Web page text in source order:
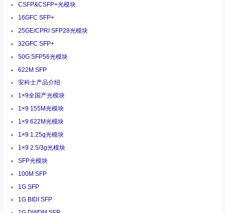
CSFP&CSFP+光模块
16GFC SFP+
25GE/CPRI SFP28光模块
32GFC SFP+
50G SFP56光模块
622M SFP
安科士产品介绍
1×9全国产光模块
1×9 155M光模块
1×9 622M光模块
1×9 1.25g光模块
1×9 2.5/3g光模块
SFP光模块
100M SFP
1G SFP
1G BIDI SFP